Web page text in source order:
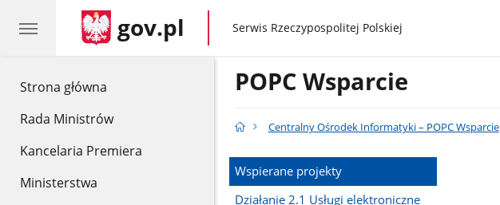
Strona główna
Rada Ministrów
Kancelaria Premiera
Ministerstwa
gov.pl gov.pl
Serwis Rzeczypospolitej Polskiej
POPC Wsparcie
Centralny Ośrodek Informatyki – POPC Wsparcie
Wspierane projekty
Działanie 2.1 Usługi elektroniczne